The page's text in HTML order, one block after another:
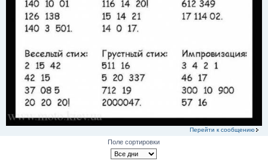
Перейти к сообщению
Поле сортировки